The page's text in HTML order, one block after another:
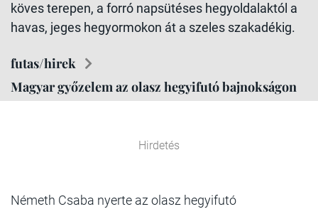
köves terepen, a forró napsütéses hegyoldalaktól a
havas, jeges hegyormokon át a szeles szakadékig.
futas/hirek
Magyar győzelem az olasz hegyifutó bajnokságon
Hirdetés
Németh Csaba nyerte az olasz hegyifutó